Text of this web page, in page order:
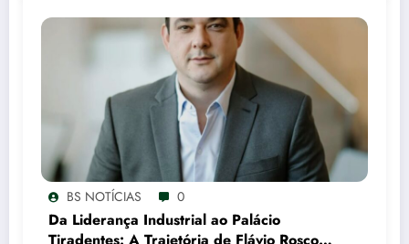
BS NOTÍCIAS 0
Da Liderança Industrial ao Palácio